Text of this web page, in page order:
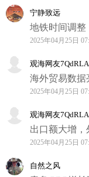
宁静致远
地铁时间调整
2025年04月25日
观海网友7QdRLA
海外贸易数据
2025年04月25日
观海网友7QdRLA
出口额大增，
2025年04月25日
自然之风